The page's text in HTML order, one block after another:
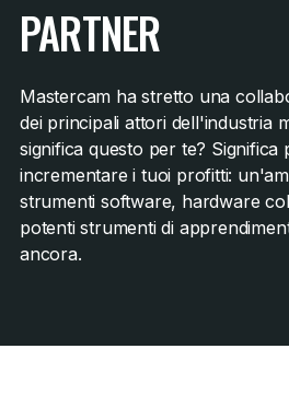
PARTNER
Mastercam ha stretto una
dei principali attori dell'industria
significa questo per te? Significa
incrementare i tuoi profitti:
strumenti software, hardware
potenti strumenti di
ancora.